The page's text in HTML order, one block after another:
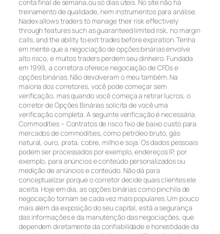
conta final de semana,ou só dias úteis. No site não há
treinamento de qualidade, nem instrumentos para análise.
Nadex allows traders to manage their risk effectively
through features such as guaranteed limited risk, no margin
calls, and the ability to exit trades before expiration. Tenha
em mente que a negociação de opções binárias envolve
alto risco, e muitos traders perdem seu dinheiro. Fundada
em 1999, a corretora oferece negociação de CFDs e
opções binárias. Não devolveram o meu também. Na
maioria dos corretores, você pode começar sem
verificação, mas quando você começa a retirar lucros, o
corretor de Opções Binárias solicita de você uma
verificação completa. A seguinte verificação é necessária.
Commodities – Contratos de risco fixo de baixo custo para
mercados de commodities, como petróleo bruto, gás
natural, ouro, prata, cobre, milho e soja. Os dados pessoais
podem ser processados por exemplo, endereços IP, por
exemplo, para anúncios e conteúdo personalizados ou
medição de anúncios e conteúdo. Não dá para
conceptualizar porque o corretor decide quais clientes ele
aceita. Hoje em dia, as opções binárias como pinchila de
negociação tornam se cada vez mais populares. Um pouco
mais além da exposição do seu capital, está a segurança
das informações e da manutenção das negociações, que
dependem diretamente da confiabilidade e honestidade da